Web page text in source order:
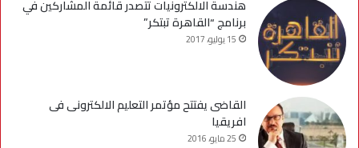
هندسة الالكترونيات تتصدر قائمة المشاركين في
برنامج “القاهرة تبتكر”
15 يوليو، 2017
القاضى يفتتح مؤتمر التعليم الالكترونى فى
افريقيا
25 مايو، 2016